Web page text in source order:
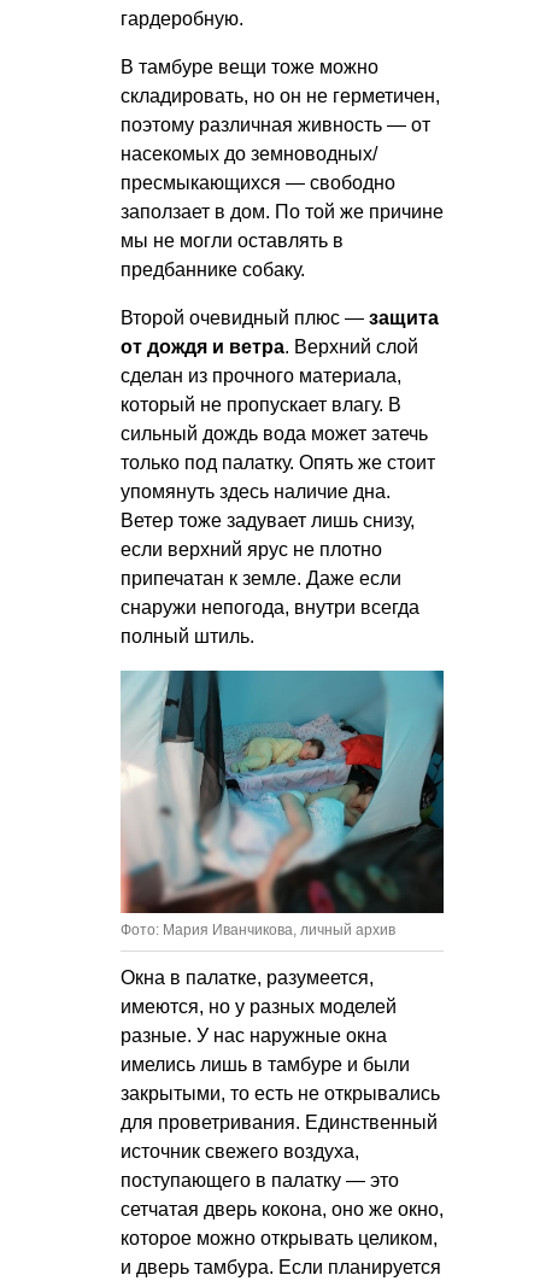
гардеробную.
В тамбуре вещи тоже можно
складировать, но он не герметичен,
поэтому различная живность — от
насекомых до земноводных/
пресмыкающихся — свободно
заползает в дом. По той же причине
мы не могли оставлять в
предбаннике собаку.
Второй очевидный плюс — защита
от дождя и ветра. Верхний слой
сделан из прочного материала,
который не пропускает влагу. В
сильный дождь вода может затечь
только под палатку. Опять же стоит
упомянуть здесь наличие дна.
Ветер тоже задувает лишь снизу,
если верхний ярус не плотно
припечатан к земле. Даже если
снаружи непогода, внутри всегда
полный штиль.
Фото: Мария Иванчикова, личный архив
Окна в палатке, разумеется,
имеются, но у разных моделей
разные. У нас наружные окна
имелись лишь в тамбуре и были
закрытыми, то есть не открывались
для проветривания. Единственный
источник свежего воздуха,
поступающего в палатку — это
сетчатая дверь кокона, оно же окно,
которое можно открывать целиком,
и дверь тамбура. Если планируется